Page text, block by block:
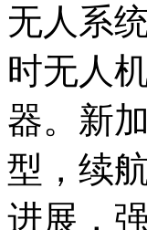
无人系
时无人
器。新
型，续
进展，